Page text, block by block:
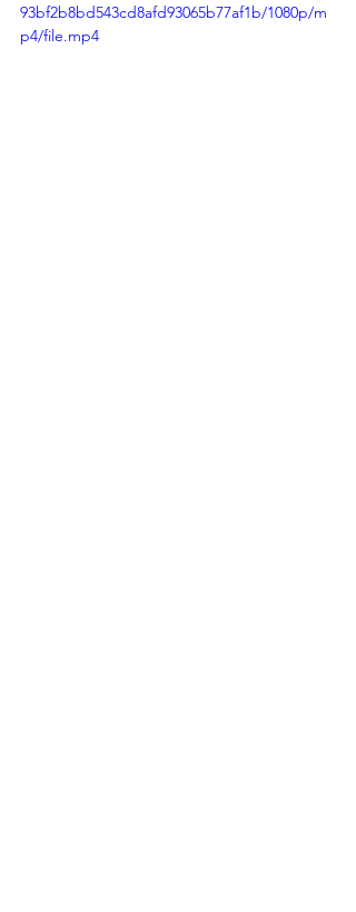
93bf2b8bd543cd8afd93065b77af1b/1080p/m
p4/file.mp4